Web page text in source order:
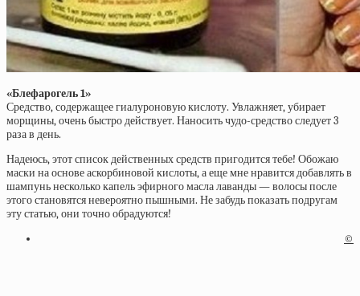
«Блефарогель 1»
Средство, содержащее гиалуроновую кислоту. Увлажняет, убирает
морщины, очень быстро действует. Наносить чудо-средство следует 3
раза в день.
Надеюсь, этот список действенных средств пригодится тебе! Обожаю
маски на основе аскорбиновой кислоты, а еще мне нравится добавлять в
шампунь несколько капель эфирного масла лаванды — волосы после
этого становятся невероятно пышными. Не забудь показать подругам
эту статью, они точно обрадуются!
©